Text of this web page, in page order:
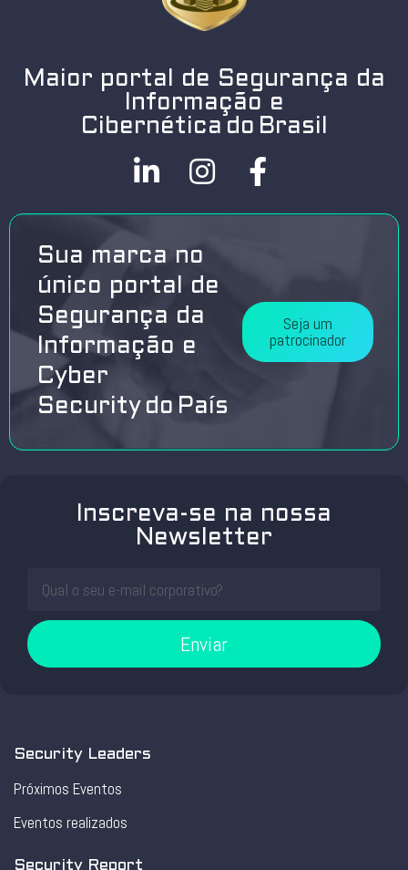
Maior portal de Segurança da
Informação e
Cibernética do Brasil
Sua marca no
único portal de
Segurança da
Informação e
Cyber
Security do País
Seja um
patrocinador
Inscreva-se na nossa
Newsletter
Enviar
Security Leaders
Próximos Eventos
Eventos realizados
Security Report